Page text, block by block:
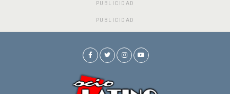
PUBLICIDAD
PUBLICIDAD